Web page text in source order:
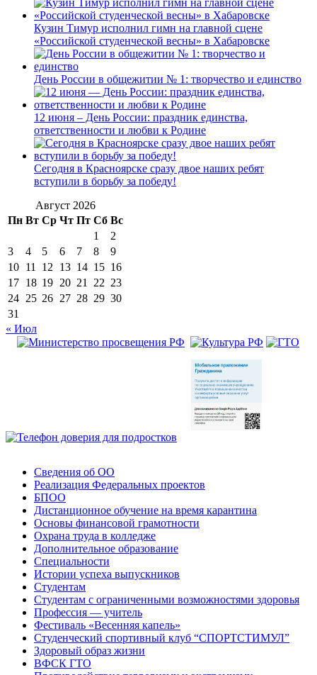
Кузин Тимур исполнил гимн на главной сцене
«Российской студенческой весны» в Хабаровске
День России в общежитии № 1: творчество и единство
12 июня – День России: праздник единства,
ответственности и любви к Родине
Сегодня в Красноярске сразу двое наших ребят
вступили в борьбу за победу!
Август 2026
Пн Вт Ср Чт Пт Сб Вс
1
2
3
4 5 6 7 8
9
10 11 12 13 14 15 16
17 18 19 20 21 22 23
24 25 26 27 28 29 30
31
« Июл
Сведения об ОО
Реализация Федеральных проектов
БПОО
Дистанционное обучение на время карантина
Основы финансовой грамотности
Охрана труда в колледже
Дополнительное образование
Специальности
Истории успеха выпускников
Студентам
Студентам с ограниченными возможностями здоровья
Профессия — учитель
Фестиваль «Весенняя капель»
Студенческий спортивный клуб “СПОРТСТИМУЛ”
Здоровый образ жизни
ВФСК ГТО